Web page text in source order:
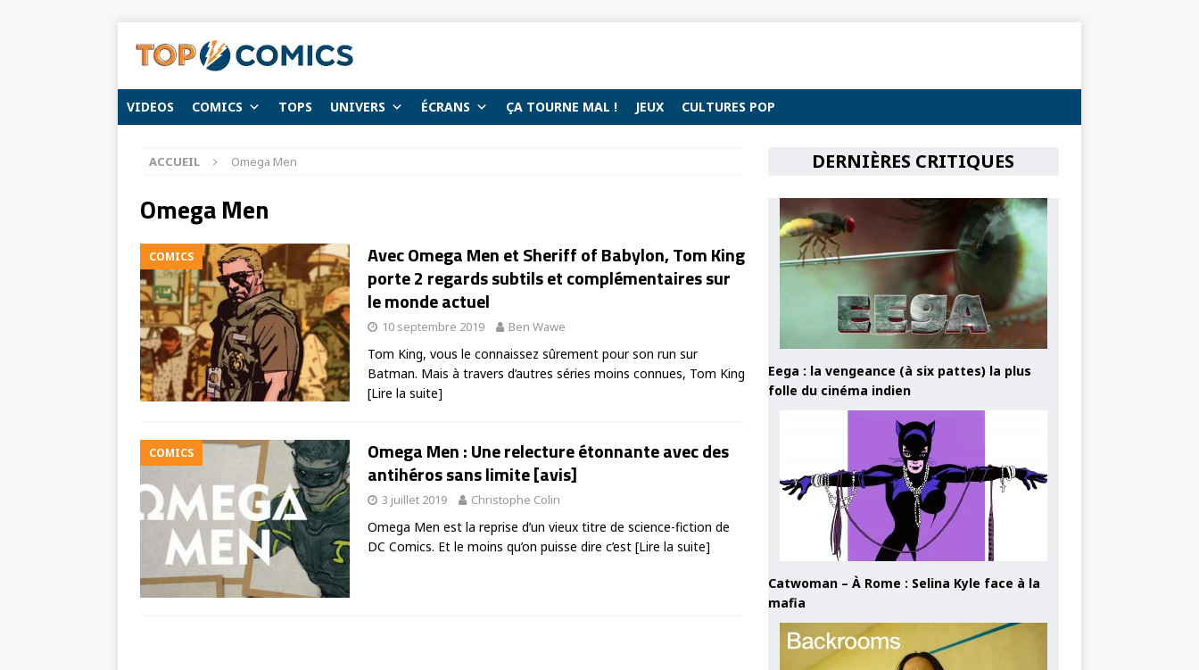
VIDEOS COMICS TOPS UNIVERS ÉCRANS ÇA TOURNE MAL ! JEUX CULTURES POP
ACCUEIL Omega Men
Omega Men
COMICS
Avec Omega Men et Sheriff of Babylon, Tom King
porte 2 regards subtils et complémentaires sur
le monde actuel
10 septembre 2019 Ben Wawe
Tom King, vous le connaissez sûrement pour son run sur
Batman. Mais à travers d’autres séries moins connues, Tom King
[Lire la suite]
COMICS
Omega Men : Une relecture étonnante avec des
antihéros sans limite [avis]
3 juillet 2019 Christophe Colin
Omega Men est la reprise d’un vieux titre de science-fiction de
DC Comics. Et le moins qu’on puisse dire c’est [Lire la suite]
DERNIÈRES CRITIQUES
Eega : la vengeance (à six pattes) la plus
folle du cinéma indien
Catwoman – À Rome : Selina Kyle face à la
mafia